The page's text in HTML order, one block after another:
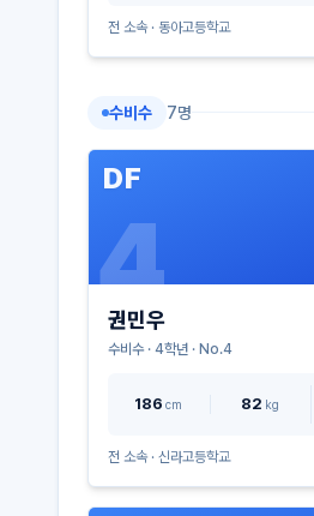
전 소속 · 동아고등학교
수비수 7명
DF
4
권민우
수비수· 4학년 · No.4
186 cm 82 kg
전 소속 · 신라고등학교